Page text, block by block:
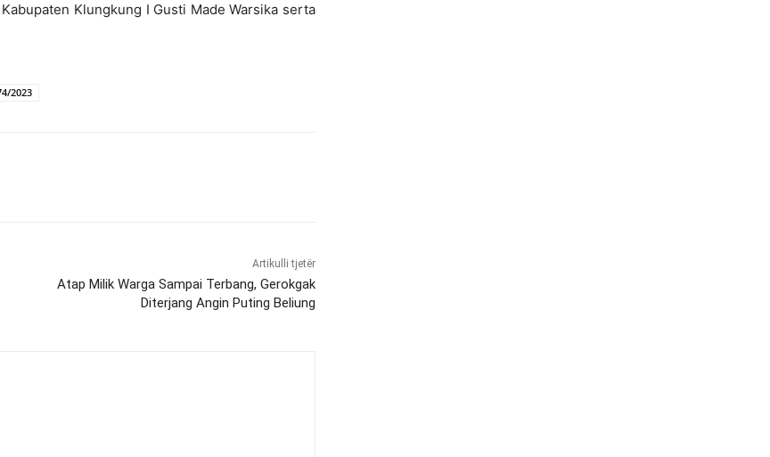
Klungkung I Gusti Made Warsika serta
2023
Artikulli tjetër
Atap Milik Warga Sampai Terbang, Gerokgak
Diterjang Angin Puting Beliung